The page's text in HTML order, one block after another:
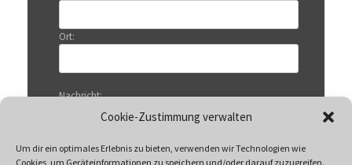
Cookie-Zustimmung verwalten
Um dir ein optimales Erlebnis zu bieten, verwenden wir Technologien wie
Cookies, um Geräteinformationen zu speichern und/oder darauf zuzugreifen.
Ort:
Nachricht: